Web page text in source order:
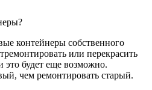
контейнеры собственного
или перекрасить
это будет еще возможно.
чем ремонтировать старый.